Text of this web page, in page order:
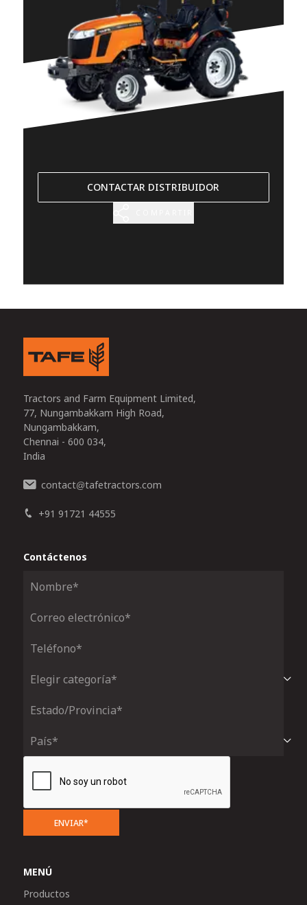
CONTACTAR DISTRIBUIDOR
Tractors and Farm Equipment Limited,
77, Nungambakkam High Road,
Nungambakkam,
Chennai - 600 034,
India
contact@tafetractors.com
+91 91721 44555
Contáctenos
ENVIAR*
MENÚ
Productos